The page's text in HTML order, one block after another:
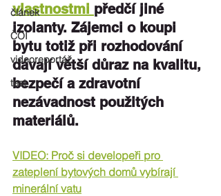
článek
ČOI
videoreportáž
test
vlastnostmi předčí jiné
izolanty. Zájemci o koupi
bytu totiž při rozhodování
dávají větší důraz na kvalitu,
bezpečí a zdravotní
nezávadnost použitých
materiálů.
VIDEO: Proč si developeři pro
zateplení bytových domů vybírají
minerální vatu